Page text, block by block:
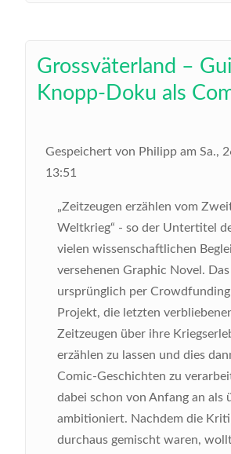
Grossväterland –
Knopp-Doku als
Gespeichert von Philipp am Sa.,
13:51
„Zeitzeugen erzählen vom
Weltkrieg“ - so der Untertitel
vielen wissenschaftlichen
versehenen Graphic Novel. Das
ursprünglich per
Projekt, die letzten
Zeitzeugen über ihre
erzählen zu lassen und dies
Comic-Geschichten zu
dabei schon von Anfang an als
ambitioniert. Nachdem die
durchaus gemischt waren,